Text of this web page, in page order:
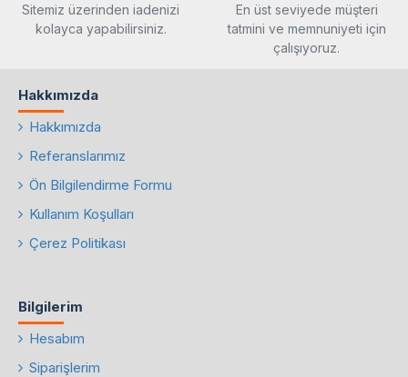
Sitemiz üzerinden iadenizi
kolayca yapabilirsiniz.
En üst seviyede müşteri
tatmini ve memnuniyeti için
çalışıyoruz.
Hakkımızda
Hakkımızda
Referanslarımız
Ön Bilgilendirme Formu
Kullanım Koşulları
Çerez Politikası
Bilgilerim
Hesabım
Siparişlerim